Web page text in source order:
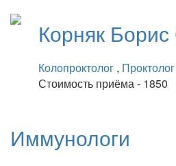
Корняк Борис
Колопроктолог , Проктолог
Стоимость приёма - 1850
Иммунологи